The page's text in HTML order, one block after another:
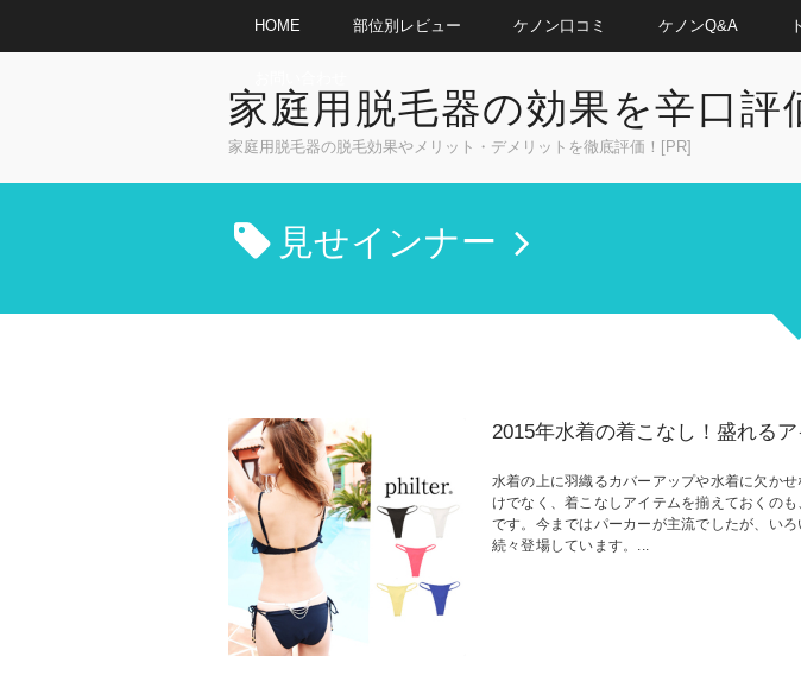
HOME 部位別レビュー ケノン口コミ ケノンQ&A
家庭用脱毛器の効果を辛口評
家庭用脱毛器の脱毛効果やメリット・デメリットを徹底評価！[PR]
見せインナー
2015年水着の着こなし！盛れる
水着の上に羽織るカバーアップや水着に欠か
けでなく、着こなしアイテムを揃えておくの
です。今まではパーカーが主流でしたが、い
続々登場しています。...